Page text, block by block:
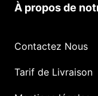
À propos de
Contactez Nous
Tarif de Livraison